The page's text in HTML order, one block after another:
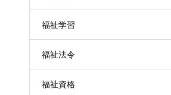
福祉学習
福祉法令
福祉資格